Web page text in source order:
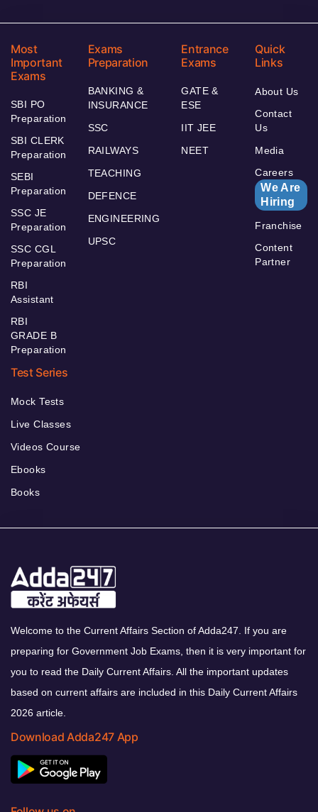
Most
Important
Exams
SBI PO
Preparation
SBI CLERK
Preparation
SEBI
Preparation
SSC JE
Preparation
SSC CGL
Preparation
RBI
Assistant
RBI
GRADE B
Preparation
Exams
Preparation
BANKING &
INSURANCE
SSC
RAILWAYS
TEACHING
DEFENCE
ENGINEERING
UPSC
Entrance
Exams
GATE &
ESE
IIT JEE
NEET
Quick
Links
About Us
Contact
Us
Media
Careers
We Are
Hiring
Franchise
Content
Partner
Test Series
Mock Tests
Live Classes
Videos Course
Ebooks
Books
Welcome to the Current Affairs Section of Adda247. If you are
preparing for Government Job Exams, then it is very important for
you to read the Daily Current Affairs. All the important updates
based on current affairs are included in this Daily Current Affairs
2026 article.
Download Adda247 App